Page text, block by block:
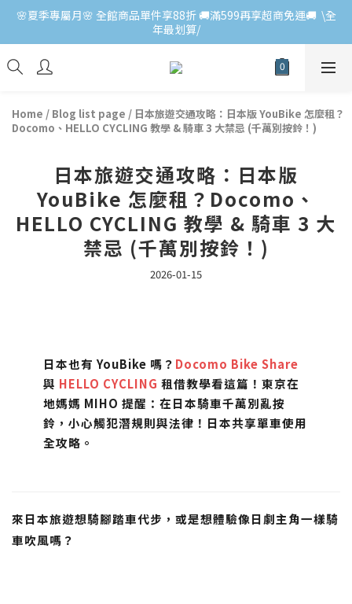
🌸夏季專屬月🌸 全館商品單件享88折 🚚滿599再享超商免運🚚  \全
年最划算/
Home / Blog list page / 日本旅遊交通攻略：日本版 YouBike 怎麼租？
Docomo、HELLO CYCLING 教學 & 騎車 3 大禁忌 (千萬別按鈴！)
日本旅遊交通攻略：日本版
YouBike 怎麼租？Docomo、
HELLO CYCLING 教學 & 騎車 3 大
禁忌 (千萬別按鈴！)
2026-01-15
日本也有 YouBike 嗎？ Docomo Bike Share
與 HELLO CYCLING 租借教學看這篇！東京在
地媽媽 MIHO 提醒：在日本騎車千萬別亂按
鈴，小心觸犯潛規則與法律！日本共享單車使用
全攻略。
來日本旅遊想騎腳踏車代步，或是想體驗像日劇主角一樣騎
車吹風嗎？